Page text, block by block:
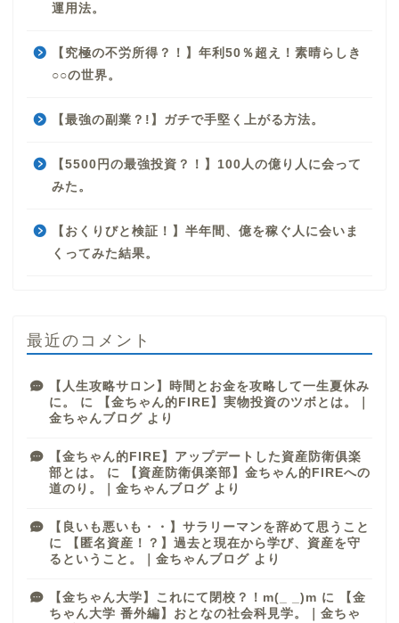
運用法。
【究極の不労所得？！】年利50％超え！素晴らしき
○○の世界。
【最強の副業？!】ガチで手堅く上がる方法。
【5500円の最強投資？！】100人の億り人に会って
みた。
【おくりびと検証！】半年間、億を稼ぐ人に会いま
くってみた結果。
最近のコメント
【人生攻略サロン】時間とお金を攻略して一生夏休み
に。
に
【金ちゃん的FIRE】実物投資のツボとは。｜
金ちゃんブログ より
【金ちゃん的FIRE】アップデートした資産防衛俱楽
部とは。
に
【資産防衛俱楽部】金ちゃん的FIREへの
道のり。｜金ちゃんブログ より
【良いも悪いも・・】サラリーマンを辞めて思うこと
に
【匿名資産！？】過去と現在から学び、資産を守
るということ。｜金ちゃんブログ より
【金ちゃん大学】これにて閉校？！m(_ _)m に
【金
ちゃん大学 番外編】おとなの社会科見学。｜金ちゃ